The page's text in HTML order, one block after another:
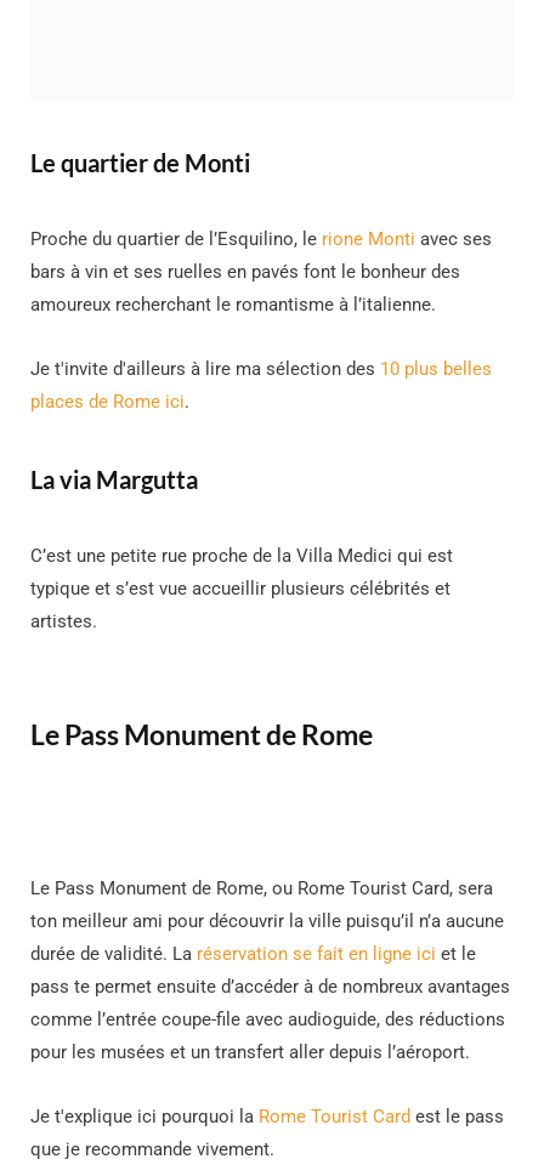
Le quartier de Monti
Proche du quartier de l’Esquilino, le rione Monti avec ses
bars à vin et ses ruelles en pavés font le bonheur des
amoureux recherchant le romantisme à l’italienne.
Je t'invite d'ailleurs à lire ma sélection des 10 plus belles
places de Rome ici.
La via Margutta
C’est une petite rue proche de la Villa Medici qui est
typique et s’est vue accueillir plusieurs célébrités et
artistes.
Le Pass Monument de Rome
Le Pass Monument de Rome, ou Rome Tourist Card, sera
ton meilleur ami pour découvrir la ville puisqu’il n’a aucune
durée de validité. La réservation se fait en ligne ici et le
pass te permet ensuite d’accéder à de nombreux avantages
comme l’entrée coupe-file avec audioguide, des réductions
pour les musées et un transfert aller depuis l’aéroport.
Je t'explique ici pourquoi la Rome Tourist Card est le pass
que je recommande vivement.